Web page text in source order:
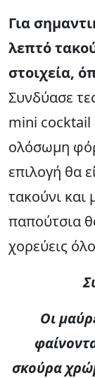
Για
λεπτό
στοιχεία,
Συνδύασε
mini cocktail
ολόσωμη
επιλογή θα
τακούνι και
παπούτσια
χορεύεις
Οι
σκούρα